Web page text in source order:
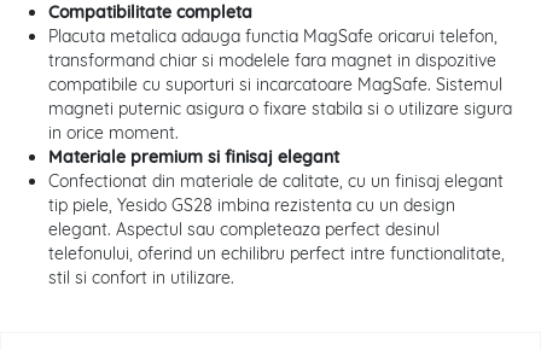
Compatibilitate completa
Placuta metalica adauga functia MagSafe oricarui telefon,
transformand chiar si modelele fara magnet in dispozitive
compatibile cu suporturi si incarcatoare MagSafe. Sistemul
magneti puternic asigura o fixare stabila si o utilizare sigura
in orice moment.
Materiale premium si finisaj elegant
Confectionat din materiale de calitate, cu un finisaj elegant
tip piele, Yesido GS28 imbina rezistenta cu un design
elegant. Aspectul sau completeaza perfect desinul
telefonului, oferind un echilibru perfect intre functionalitate,
stil si confort in utilizare.